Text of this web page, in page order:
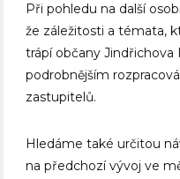
Při pohledu na další
že záležitosti a témata,
trápí občany Jindřichova
podrobnějším
zastupitelů.
Hledáme také určitou
na předchozí vývoj ve